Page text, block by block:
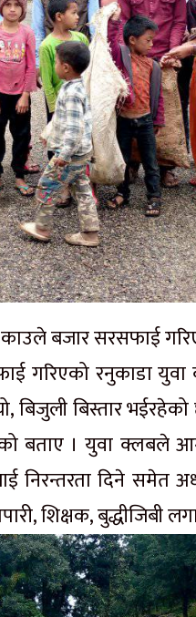
काउले बजार सरसफाई
गरिएको रनुकाडा
बिजुली बिस्तार
बताए । युवा क्लबले
निरन्तरता दिने समेत
शिक्षक, बुद्धीजिबी